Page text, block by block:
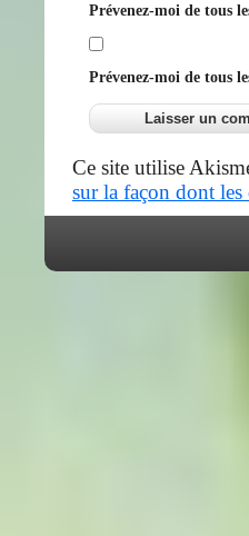
Prévenez-moi de tous
Prévenez-moi de tous
Ce site utilise
sur la façon dont les